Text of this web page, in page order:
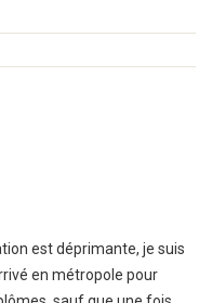
est déprimante, je suis
en métropole pour